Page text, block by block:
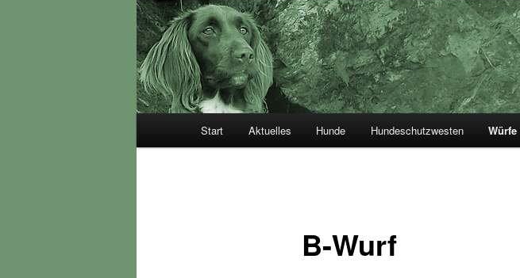
Start Aktuelles Hunde Hundeschutzwesten Würfe
B-Wurf